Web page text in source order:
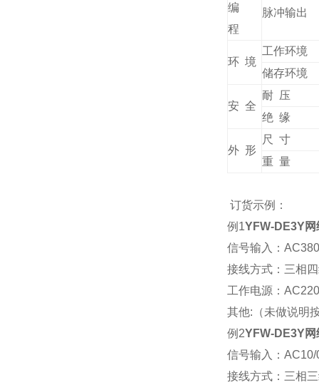
编
程
脉冲输出
环 境
工作环境
储存环境
安 全
耐 压
绝 缘
外 形
尺 寸
重 量
订货示例：
例1YFW-DE3Y网
信号输入：
接线方式：三相
工作电源：
其他:（未做说明
例2YFW-DE3Y网
信号输入：
接线方式：三相